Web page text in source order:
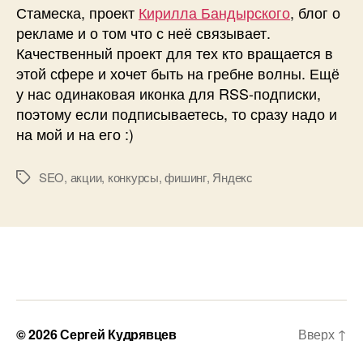
Стамеска, проект Кирилла Бандырского, блог о
рекламе и о том что с неё связывает.
Качественный проект для тех кто вращается в
этой сфере и хочет быть на гребне волны. Ещё
у нас одинаковая иконка для RSS-подписки,
поэтому если подписываетесь, то сразу надо и
на мой и на его :)
МеткиSEO, акции, конкурсы,фишинг, Яндекс
© 2026Сергей Кудрявцев Вверх ↑